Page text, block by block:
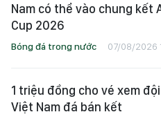
Nam có thể vào chung kết
Cup 2026
Bóng đá trong nước 07/08/2026
1 triệu đồng cho vé xem
Việt Nam đá bán kết